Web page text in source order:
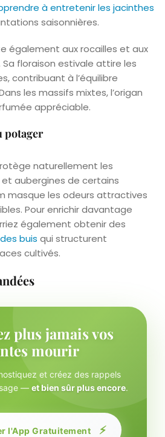
à entretenir les jacinthes
saisonnières.
également aux rocailles et aux
Sa floraison estivale attire les
contribuant à l’équilibre
les massifs mixtes, l’origan
appréciable.
potager
naturellement les
aubergines de certains
masque les odeurs attractives
Pour enrichir davantage
également obtenir des
buis qui structurent
cultivés.
plus jamais vos
mourir
et créez des rappels
— et bien sûr plus encore.
l'App Gratuitement ⚡